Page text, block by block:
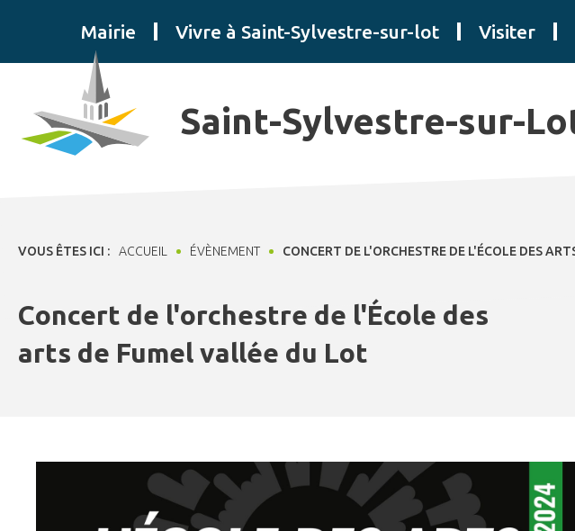
Mairie Vivre à Saint-Sylvestre-sur-lot Visiter
Saint-Sylvestre-sur-
VOUS ÊTES ICI : ACCUEIL ÉVÈNEMENT CONCERT DE L'ORCHESTRE DE L'ÉCOLE DES
Concert de l'orchestre de l'École des
arts de Fumel vallée du Lot